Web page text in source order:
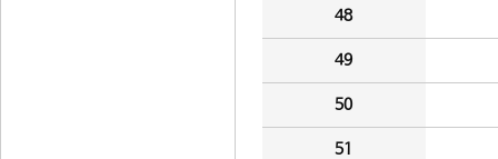
48
49
50
51